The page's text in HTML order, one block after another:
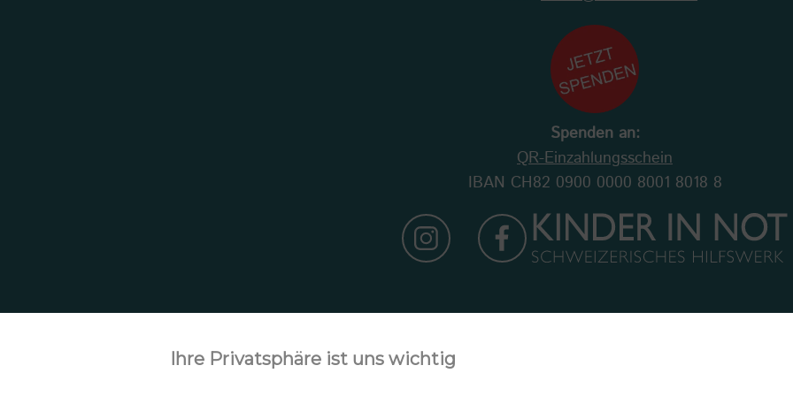
Spenden an:
QR-Einzahlungsschein
IBAN CH82 0900 0000 8001 8018 8
Ihre Privatsphäre ist uns wichtig